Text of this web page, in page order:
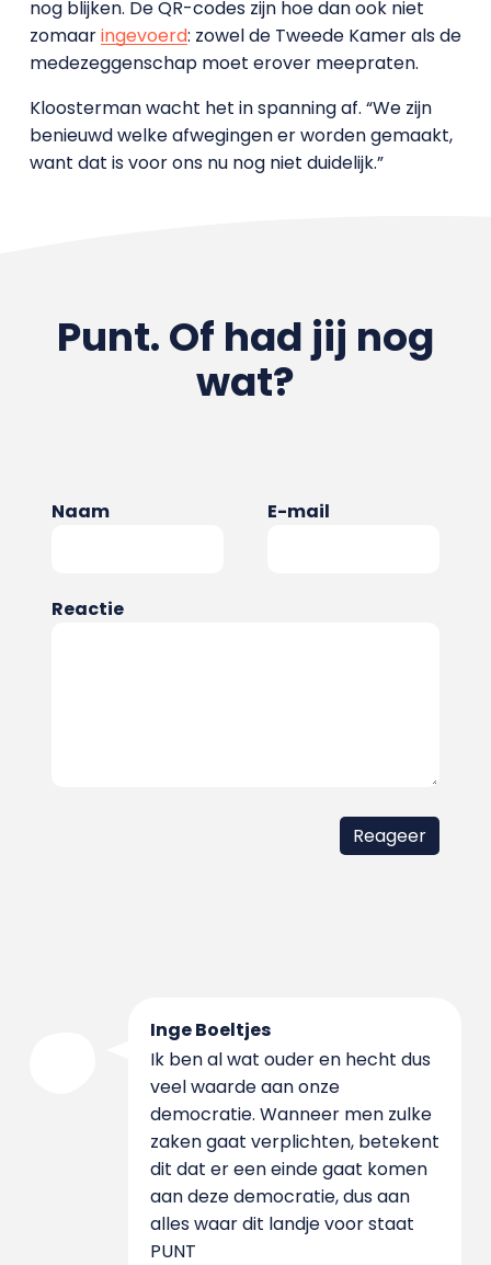
nog blijken. De QR-codes zijn hoe dan ook niet
zomaaringevoerd: zowel de Tweede Kamer als de
medezeggenschap moet erover meepraten.
Kloosterman wacht het in spanning af. “We zijn
benieuwd welke afwegingen er worden gemaakt,
want dat is voor ons nu nog niet duidelijk.”
Punt. Of had jij nog
wat?
Naam E-mail
Reactie
Inge Boeltjes
Ik ben al wat ouder en hecht dus
veel waarde aan onze
democratie. Wanneer men zulke
zaken gaat verplichten, betekent
dit dat er een einde gaat komen
aan deze democratie, dus aan
alles waar dit landje voor staat
PUNT